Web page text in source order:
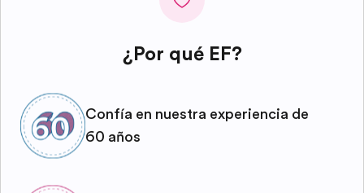
¿Por qué EF?
Confía en nuestra experiencia de
60 años